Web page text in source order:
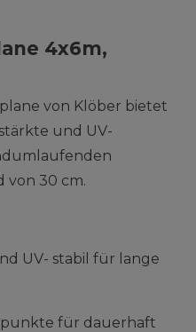
4x6m,
von Klöber bietet
und UV-
von 30 cm.
UV- stabil für lange
für dauerhaft